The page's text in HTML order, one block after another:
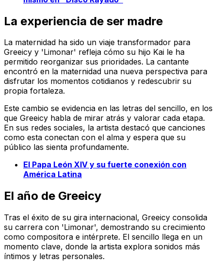
La experiencia de ser madre
La maternidad ha sido un viaje transformador para
Greeicy y 'Limonar' refleja cómo su hijo Kai le ha
permitido reorganizar sus prioridades. La cantante
encontró en la maternidad una nueva perspectiva para
disfrutar los momentos cotidianos y redescubrir su
propia fortaleza.
Este cambio se evidencia en las letras del sencillo, en los
que Greeicy habla de mirar atrás y valorar cada etapa.
En sus redes sociales, la artista destacó que canciones
como esta conectan con el alma y espera que su
público las sienta profundamente.
El Papa León XIV y su fuerte conexión con
América Latina
El año de Greeicy
Tras el éxito de su gira internacional, Greeicy consolida
su carrera con 'Limonar', demostrando su crecimiento
como compositora e intérprete. El sencillo llega en un
momento clave, donde la artista explora sonidos más
íntimos y letras personales.